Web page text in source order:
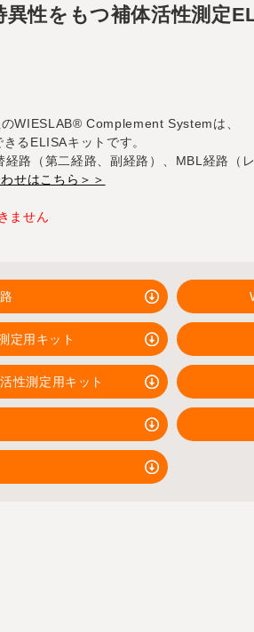
性をもつ補体活性測定
WIESLAB® Complement Systemは、
るELISAキットです。
路（第二経路、副経路）、MBL経路（
せはこちら＞＞
ません
定用キット
性測定用キット